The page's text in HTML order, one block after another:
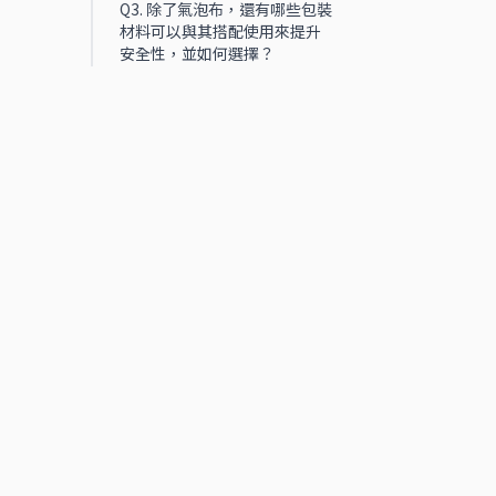
Q3. 除了氣泡布，還有哪些包裝
材料可以與其搭配使用來提升
安全性，並如何選擇？